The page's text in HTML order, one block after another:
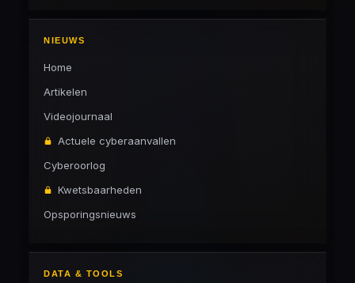
NIEUWS
Home
Artikelen
Videojournaal
Actuele cyberaanvallen
Cyberoorlog
Kwetsbaarheden
Opsporingsnieuws
DATA & TOOLS